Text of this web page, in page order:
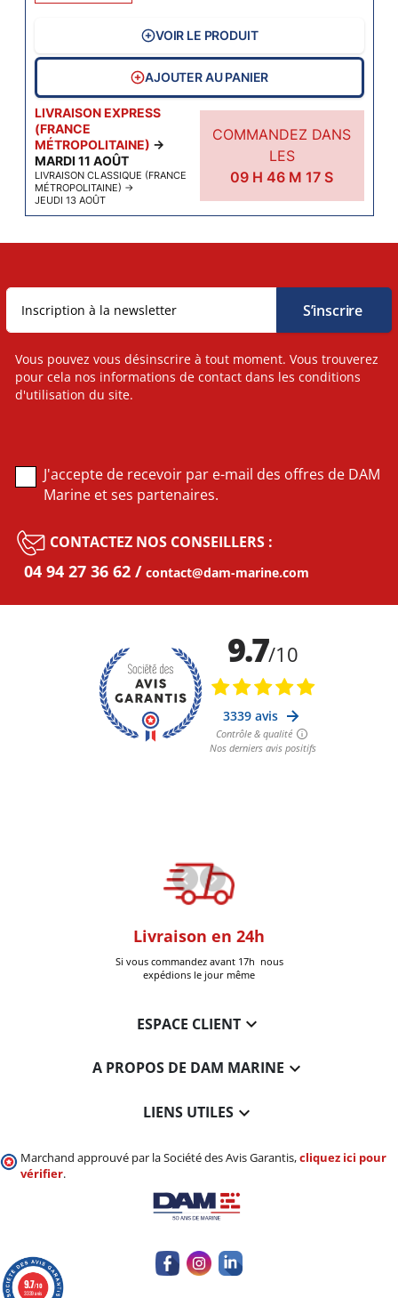
LIVRAISON EXPRESS
(FRANCE
MÉTROPOLITAINE) →
MARDI 11 AOÛT
LIVRAISON CLASSIQUE (FRANCE
MÉTROPOLITAINE) →
JEUDI 13 AOÛT
COMMANDEZ DANS
LES
09 H46 M17 S
VOIR LE PRODUIT
AJOUTER AU PANIER
Livraison en 24h
Si vous commandez avant 17h nous
expédions le jour même
Vous pouvez vous désinscrire à tout moment. Vous trouverez
pour cela nos informations de contact dans les conditions
d'utilisation du site.
J'accepte de recevoir par e-mail des offres de DAM
Marine et ses partenaires.
CONTACTEZ NOS CONSEILLERS :
04 94 27 36 62 contact@dam-marine.com
ESPACE CLIENT
A PROPOS DE DAM MARINE 
LIENS UTILES 
Marchand approuvé par la Société des Avis Garantis,cliquez ici pour
vérifier.
9.7/10
3339 avis